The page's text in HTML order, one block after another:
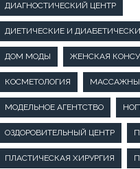
ДИАГНОСТИЧЕСКИЙ ЦЕНТР
ДИЕТИЧЕСКИЕ И
ДОМ МОДЫ ЖЕНСКАЯ
КОСМЕТОЛОГИЯ
МОДЕЛЬНОЕ АГЕНТСТВО
ОЗДОРОВИТЕЛЬНЫЙ ЦЕНТР
ПЛАСТИЧЕСКАЯ ХИРУРГИЯ